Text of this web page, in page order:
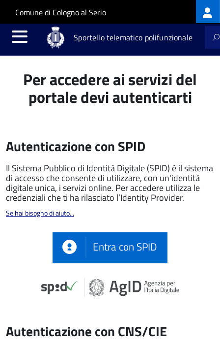
Salta al contenuto principale
Skip to site navigation
Comune di Cologno al Serio
Sportello telematico polifunzionale
Per accedere ai servizi del
portale devi autenticarti
Autenticazione con SPID
Il Sistema Pubblico di Identità Digitale (SPID) è il sistema
di accesso che consente di utilizzare, con un'identità
digitale unica, i servizi online. Per accedere utilizza le
credenziali che ti ha rilasciato l’Identity Provider.
Se hai bisogno di aiuto...
Entra con SPID
Autenticazione con CNS/CIE